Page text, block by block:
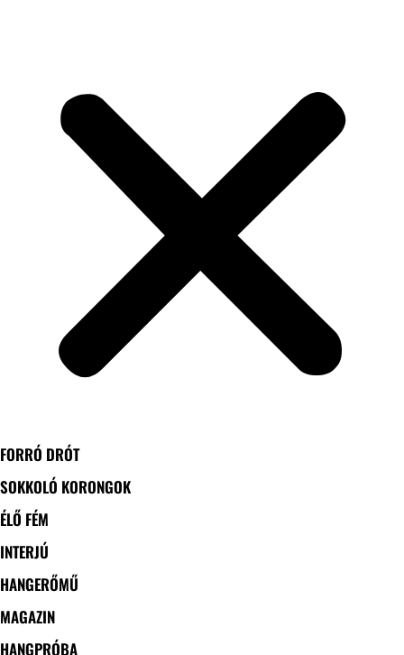
FORRÓ DRÓT
SOKKOLÓ KORONGOK
ÉLŐ FÉM
INTERJÚ
HANGERŐMŰ
MAGAZIN
HANGPRÓBA